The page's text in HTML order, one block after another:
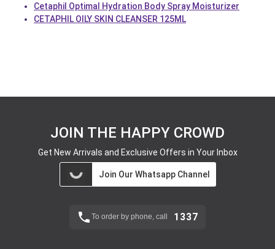
Cetaphil Optimal Hydration Body Spray Moisturizer
CETAPHIL OILY SKIN CLEANSER 125ML
JOIN THE HAPPY CROWD
Get New Arrivals and Exclusive Offers in Your Inbox
Join Our Whatsapp Channel
To order by phone, call 1337